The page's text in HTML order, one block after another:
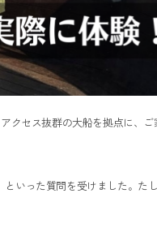
クセス抜群の大船を拠点に、
いった質問を受けました。た